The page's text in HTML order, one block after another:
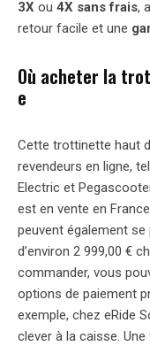
3X ou 4X sans frais,
retour facile et une
Où acheter la
e
Cette trottinette haut
revendeurs en ligne,
Electric et
est en vente en
peuvent également
d’environ 2 999,00 €
commander, vous
options de paiement
exemple, chez eRide
clever à la caisse.